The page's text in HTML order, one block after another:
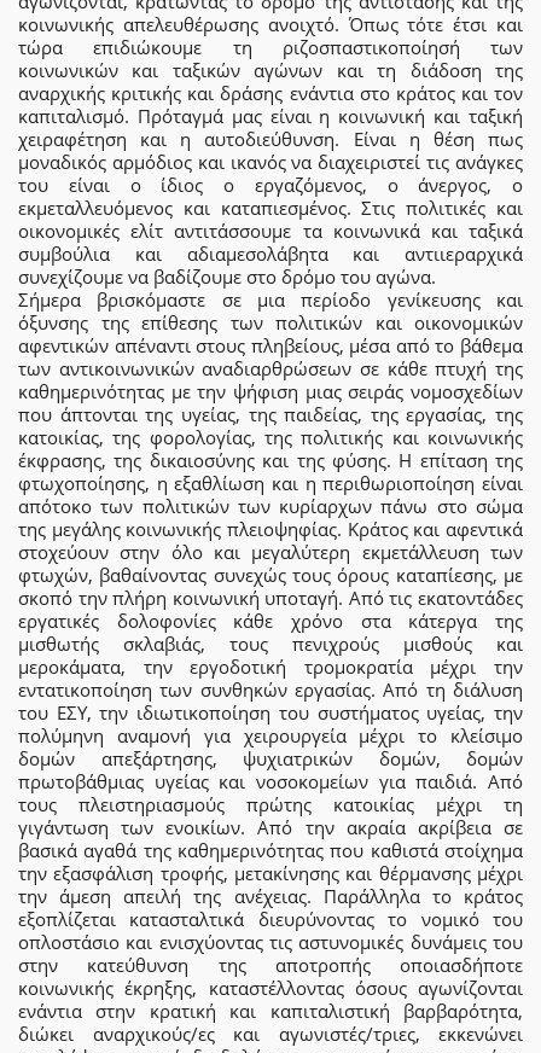
κοινωνικής απελευθέρωσης ανοιχτό. Όπως τότε έτσι και
τώρα επιδιώκουμε τη ριζοσπαστικοποίησή των
κοινωνικών και ταξικών αγώνων και τη διάδοση της
αναρχικής κριτικής και δράσης ενάντια στο κράτος και τον
καπιταλισμό. Πρόταγμά μας είναι η κοινωνική και ταξική
χειραφέτηση και η αυτοδιεύθυνση. Είναι η θέση πως
μοναδικός αρμόδιος και ικανός να διαχειριστεί τις ανάγκες
του είναι ο ίδιος ο εργαζόμενος, ο άνεργος, ο
εκμεταλλευόμενος και καταπιεσμένος. Στις πολιτικές και
οικονομικές ελίτ αντιτάσσουμε τα κοινωνικά και ταξικά
συμβούλια και αδιαμεσολάβητα και αντιιεραρχικά
συνεχίζουμε να βαδίζουμε στο δρόμο του αγώνα.
Σήμερα βρισκόμαστε σε μια περίοδο γενίκευσης και
όξυνσης της επίθεσης των πολιτικών και οικονομικών
αφεντικών απέναντι στους πληβείους, μέσα από το βάθεμα
των αντικοινωνικών αναδιαρθρώσεων σε κάθε πτυχή της
καθημερινότητας με την ψήφιση μιας σειράς νομοσχεδίων
που άπτονται της υγείας, της παιδείας, της εργασίας, της
κατοικίας, της φορολογίας, της πολιτικής και κοινωνικής
έκφρασης, της δικαιοσύνης και της φύσης. Η επίταση της
φτωχοποίησης, η εξαθλίωση και η περιθωριοποίηση είναι
απότοκο των πολιτικών των κυρίαρχων πάνω στο σώμα
της μεγάλης κοινωνικής πλειοψηφίας. Κράτος και αφεντικά
στοχεύουν στην όλο και μεγαλύτερη εκμετάλλευση των
φτωχών, βαθαίνοντας συνεχώς τους όρους καταπίεσης, με
σκοπό την πλήρη κοινωνική υποταγή. Από τις εκατοντάδες
εργατικές δολοφονίες κάθε χρόνο στα κάτεργα της
μισθωτής σκλαβιάς, τους πενιχρούς μισθούς και
μεροκάματα, την εργοδοτική τρομοκρατία μέχρι την
εντατικοποίηση των συνθηκών εργασίας. Από τη διάλυση
του ΕΣΥ, την ιδιωτικοποίηση του συστήματος υγείας, την
πολύμηνη αναμονή για χειρουργεία μέχρι το κλείσιμο
δομών απεξάρτησης, ψυχιατρικών δομών, δομών
πρωτοβάθμιας υγείας και νοσοκομείων για παιδιά. Από
τους πλειστηριασμούς πρώτης κατοικίας μέχρι τη
γιγάντωση των ενοικίων. Από την ακραία ακρίβεια σε
βασικά αγαθά της καθημερινότητας που καθιστά στοίχημα
την εξασφάλιση τροφής, μετακίνησης και θέρμανσης μέχρι
την άμεση απειλή της ανέχειας. Παράλληλα το κράτος
εξοπλίζεται κατασταλτικά διευρύνοντας το νομικό του
οπλοστάσιο και ενισχύοντας τις αστυνομικές δυνάμεις του
στην κατεύθυνση της αποτροπής οποιασδήποτε
κοινωνικής έκρηξης, καταστέλλοντας όσους αγωνίζονται
ενάντια στην κρατική και καπιταλιστική βαρβαρότητα,
διώκει αναρχικούς/ες και αγωνιστές/τριες, εκκενώνει